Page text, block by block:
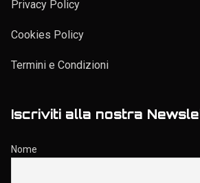
Privacy Policy
Cookies Policy
Termini e Condizioni
Iscriviti alla nostra
Nome